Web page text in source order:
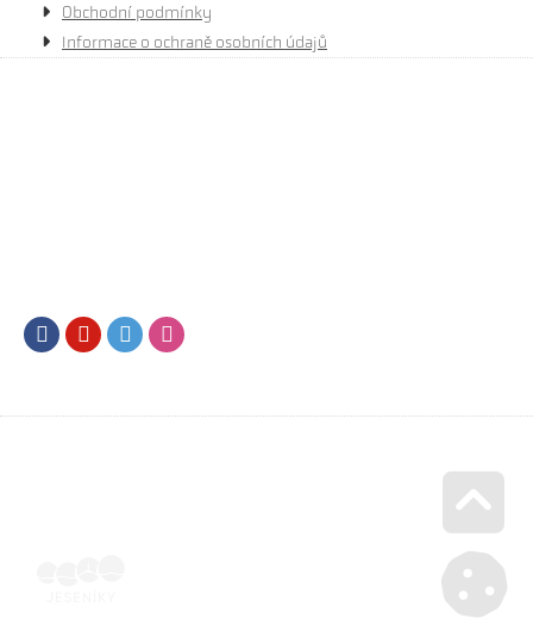
Obchodní podmínky
Informace o ochraně osobních údajů
FacebookYoutubeTwitter
Go